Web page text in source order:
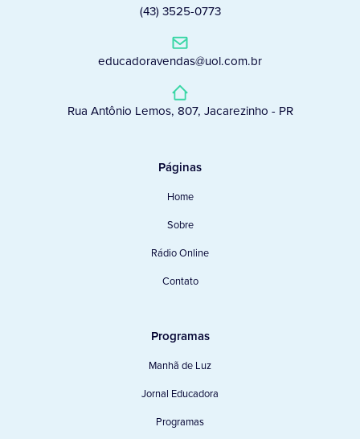
(43) 3525-0773
educadoravendas@uol.com.br
Rua Antônio Lemos, 807, Jacarezinho - PR
Páginas
Home
Sobre
Rádio Online
Contato
Programas
Manhã de Luz
Jornal Educadora
Programas